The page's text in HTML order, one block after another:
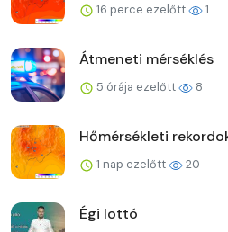
16 perce ezelőtt 1
Átmeneti mérséklés
5 órája ezelőtt 8
Hőmérsékleti
1 nap ezelőtt 20
Égi lottó